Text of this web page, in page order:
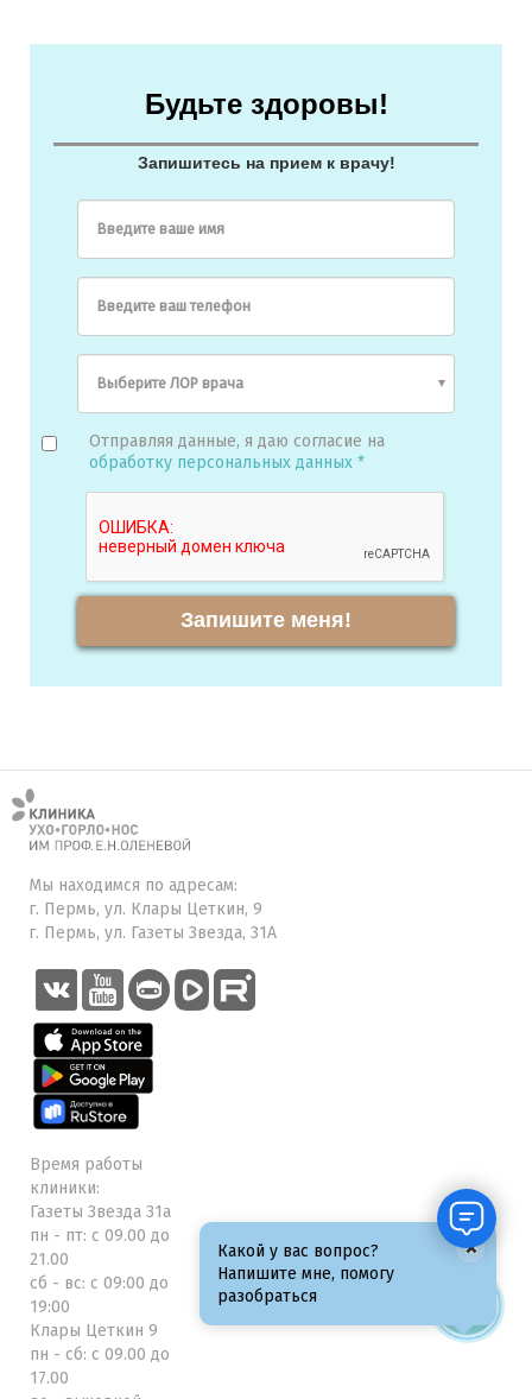
Будьте здоровы!
Запишитесь на прием к врачу!
Введите ваше имя
Введите ваш телефон
Отправляя данные, я даю согласие на
обработку персональных данных *
Запишите меня!
Мы находимся по адресам:
г. Пермь, ул. Клары Цеткин, 9
г. Пермь, ул. Газеты Звезда, 31А
Время работы
клиники:
Газеты Звезда 31а
пн - пт: с 09.00 до
21.00
сб - вс: с 09:00 до
19:00
Клары Цеткин 9
пн - сб: с 09.00 до
17.00
Какой у вас вопрос?
Напишите мне, помогу
разобраться
×